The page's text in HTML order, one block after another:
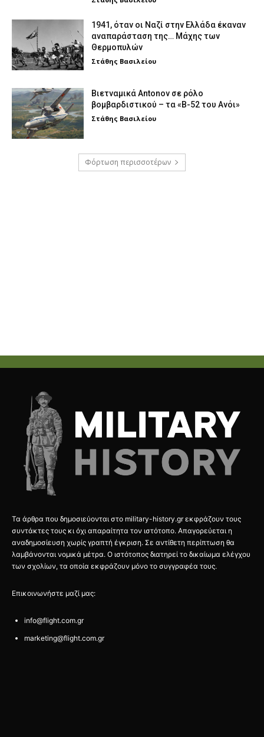
1941, όταν οι Ναζί στην Ελλάδα έκαναν
αναπαράσταση της… Μάχης των
Θερμοπυλών
Στάθης Βασιλείου
Βιετναμικά Antonov σε ρόλο
βομβαρδιστικού – τα «Β-52 του Ανόι»
Στάθης Βασιλείου
Φόρτωση περισσοτέρων
Τα άρθρα που δημοσιεύονται στο military-history.gr εκφράζουν τους
συντάκτες τους κι όχι απαραίτητα τον ιστότοπο. Απαγορεύεται η
αναδημοσίευση χωρίς γραπτή έγκριση. Σε αντίθετη περίπτωση θα
λαμβάνονται νομικά μέτρα. Ο ιστότοπος διατηρεί το δικαίωμα ελέγχου
των σχολίων, τα οποία εκφράζουν μόνο το συγγραφέα τους.
Επικοινωνήστε μαζί μας:
info@flight.com.gr
marketing@flight.com.gr